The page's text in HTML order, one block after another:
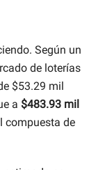
Según un
de loterías
$53.29 mil
a $483.93 mil
compuesta de